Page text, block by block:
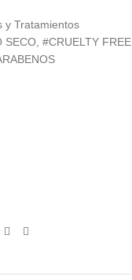
y Tratamientos
SECO #CRUELTY FREE